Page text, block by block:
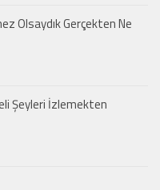
Olsaydık Gerçekten Ne
Şeyleri İzlemekten